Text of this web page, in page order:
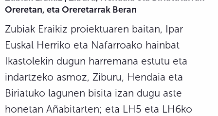
Oreretan, eta Oreretarrak Beran
Zubiak Eraikiz proiektuaren baitan, Ipar
Euskal Herriko eta Nafarroako hainbat
Ikastolekin dugun harremana estutu eta
indartzeko asmoz, Ziburu, Hendaia eta
Biriatuko lagunen bisita izan dugu aste
honetan Añabitarten; eta LH5 eta LH6ko